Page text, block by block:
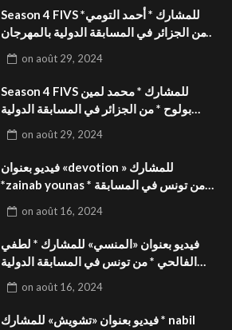
Season 4 FIVS للمشارك * أحمد التومي*
من الجزائر في المسابقة الدولية بالمهرجان
»فيديو بعنوان
on août 29, 2024
Season 4 FIVS للمشارك * محمد لمين
بولوح * من الجزائر في المسابقة الدولية
بالمهرجان الدولي للفيدوهات
on août 29, 2024
فيديو بعنوان «devotion » للمشارك
*zainab younas * من تونس في المسابقة
التوعوية Season 4 FIVS
on août 16, 2024
فيديو بعنوان «المنسي» للمشارك * لطفي
الفالحي * من تونس في المسابقة الدولية
بالمهرجان الدولي للفيدوهات التوعوية
Season 4 FIVS
on août 16, 2024
فيديو بعنوان «تشويش» للمشارك * nabil